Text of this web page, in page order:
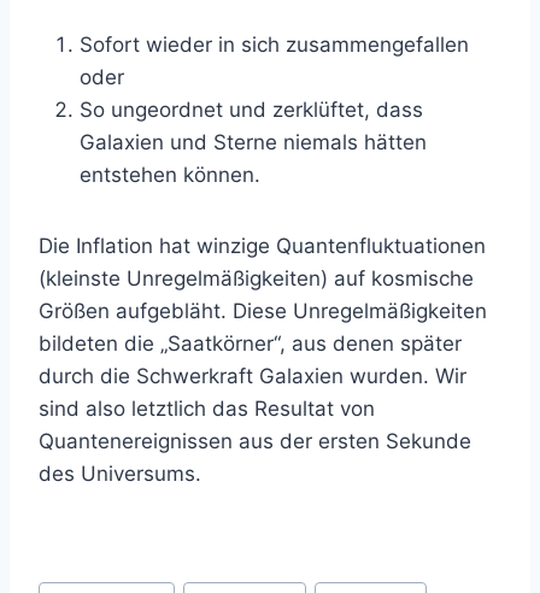
Sofort wieder in sich zusammengefallen
oder
So ungeordnet und zerklüftet, dass
Galaxien und Sterne niemals hätten
entstehen können.
Die Inflation hat winzige Quantenfluktuationen
(kleinste Unregelmäßigkeiten) auf kosmische
Größen aufgebläht. Diese Unregelmäßigkeiten
bildeten die „Saatkörner“, aus denen später
durch die Schwerkraft Galaxien wurden. Wir
sind also letztlich das Resultat von
Quantenereignissen aus der ersten Sekunde
des Universums.